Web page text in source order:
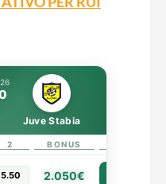
Juve Stabia
2 BONUS
5.50 2.050€